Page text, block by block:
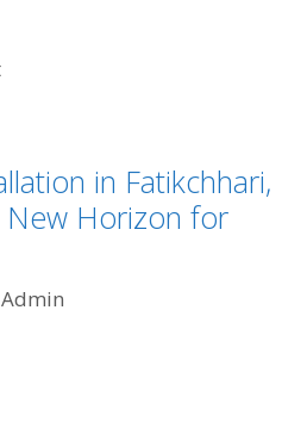
in Fatikchhari,
New Horizon for